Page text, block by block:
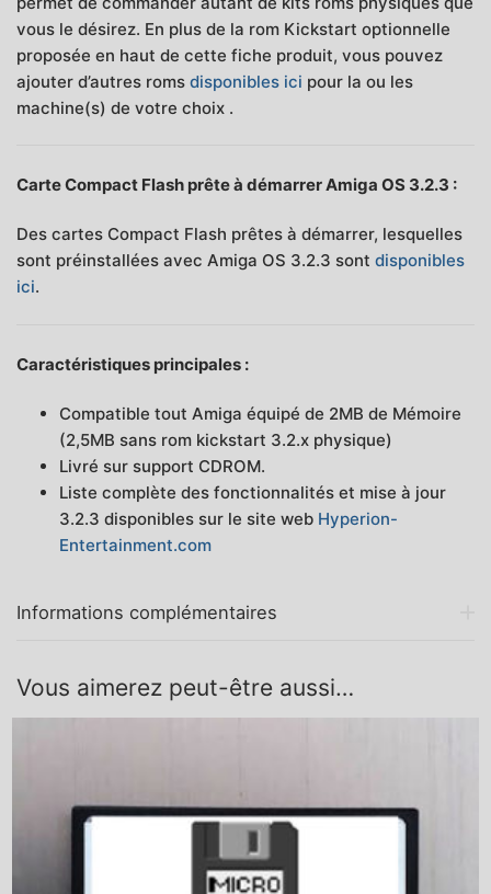
vous le désirez. En plus de la rom Kickstart optionnelle
proposée en haut de cette fiche produit, vous pouvez
ajouter d’autres roms disponibles ici pour la ou les
machine(s) de votre choix .
Carte Compact Flash prête à démarrer Amiga OS 3.2.3 :
Des cartes Compact Flash prêtes à démarrer, lesquelles
sont préinstallées avec Amiga OS 3.2.3 sont disponibles
ici.
Caractéristiques principales :
Compatible tout Amiga équipé de 2MB de Mémoire
(2,5MB sans rom kickstart 3.2.x physique)
Livré sur support CDROM.
Liste complète des fonctionnalités et mise à jour
3.2.3 disponibles sur le site web Hyperion-
Entertainment.com
Informations complémentaires
Vous aimerez peut-être aussi…